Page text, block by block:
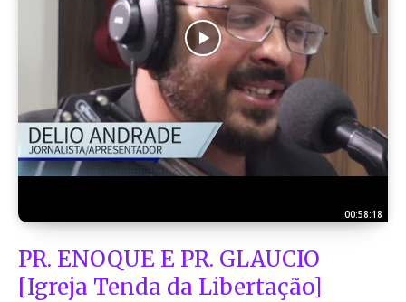
00:58:18
PR. ENOQUE E PR. GLAUCIO
[Igreja Tenda da Libertação]